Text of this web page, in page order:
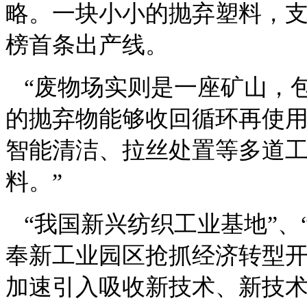
略。一块小小的抛弃塑料，
榜首条出产线。
“废物场实则是一座矿山，
的抛弃物能够收回循环再使
智能清洁、拉丝处置等多道
料。”
“我国新兴纺织工业基地”
奉新工业园区抢抓经济转型
加速引入吸收新技术、新技